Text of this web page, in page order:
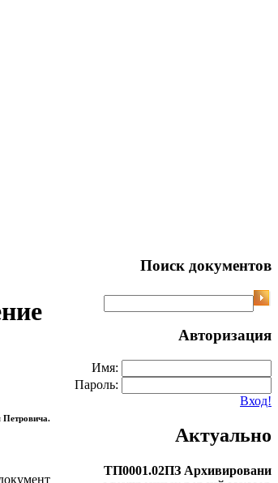
Петровича.
Поиск документов
Авторизация
Имя:
Пароль:
Вход!
Актуально
ТП0001.02ПЗ Архивировани